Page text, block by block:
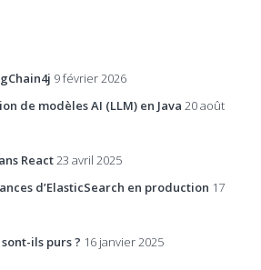
9 février 2026
de modèles AI (LLM) en Java 20 août
React23 avril 2025
d’ElasticSearch en production 17
ils purs ? 16 janvier 2025